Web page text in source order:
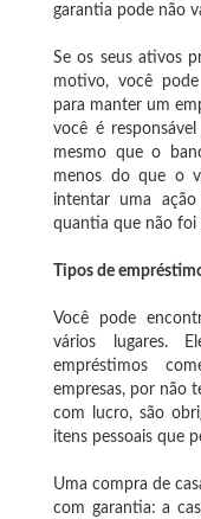
garantia pode não
Se os seus ativos
motivo, você
para manter um
você é
mesmo que o
menos do que o
intentar uma
quantia que não foi
Tipos de
Você pode
vários lugares.
empréstimos
empresas, por não
com lucro, são
itens pessoais que
Uma compra de
com garantia: a